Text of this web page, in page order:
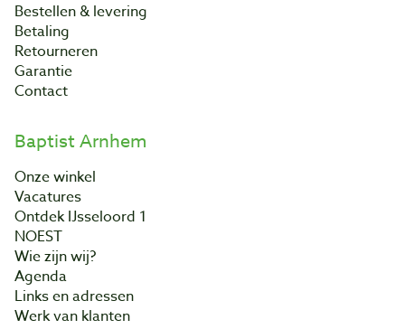
Bestellen & levering
Betaling
Retourneren
Garantie
Contact
Baptist Arnhem
Onze winkel
Vacatures
Ontdek IJsseloord 1
NOEST
Wie zijn wij?
Agenda
Links en adressen
Werk van klanten